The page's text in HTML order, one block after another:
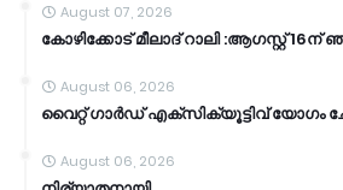
August 07, 2026
കോഴിക്കോട് മീലാദ് റാലി :ആഗസ്റ്റ് 16ന്
August 06, 2026
വൈറ്റ് ഗാർഡ് എക്സിക്യൂട്ടിവ് യോഗം
August 06, 2026